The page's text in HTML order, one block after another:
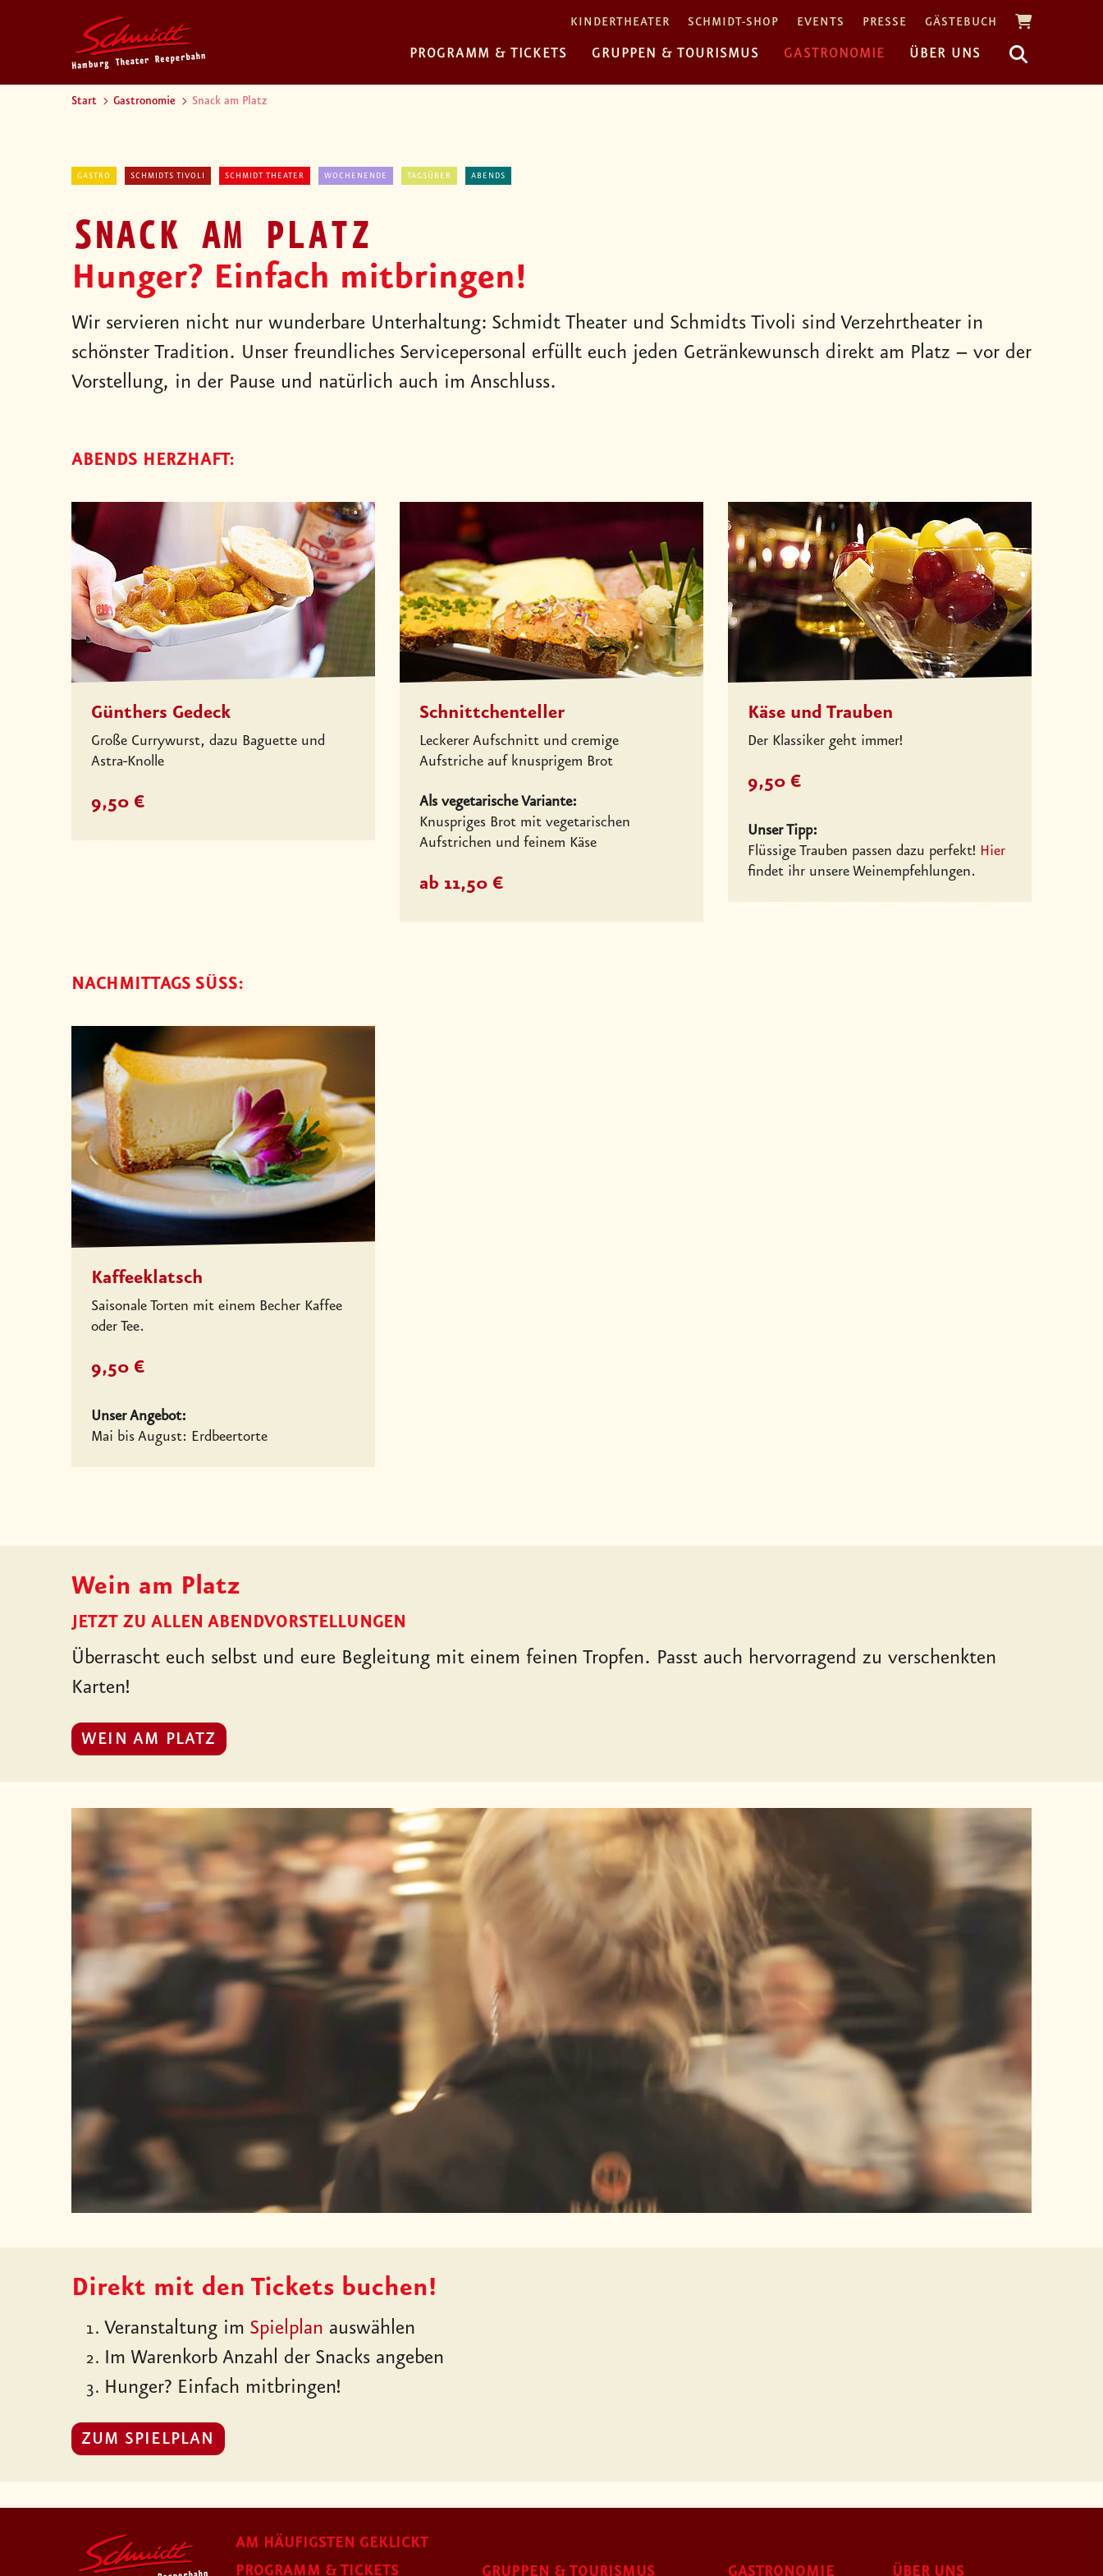
KINDERTHEATER SCHMIDT-SHOP EVENTS PRESSE GÄSTEBUCH
PROGRAMM & TICKETS GRUPPEN & TOURISMUS GASTRONOMIE ÜBER UNS
Start Gastronomie Snack am Platz
GASTRO SCHMIDTS TIVOLI SCHMIDT THEATER WOCHENENDE TAGSÜBER ABENDS
SNACK AM PLATZ
Hunger? Einfach mitbringen!
Wir servieren nicht nur wunderbare Unterhaltung: Schmidt Theater und Schmidts Tivoli sind Verzehrtheater in
schönster Tradition. Unser freundliches Servicepersonal erfüllt euch jeden Getränkewunsch direkt am Platz – vor der
Vorstellung, in der Pause und natürlich auch im Anschluss.
ABENDS HERZHAFT:
Günthers Gedeck
Große Currywurst, dazu Baguette und
Astra-Knolle
9,50 €
Schnittchenteller
Leckerer Aufschnitt und cremige
Aufstriche auf knusprigem Brot
Als vegetarische Variante:
Knuspriges Brot mit vegetarischen
Aufstrichen und feinem Käse
ab 11,50 €
Käse und Trauben
Der Klassiker geht immer!
9,50 €
Unser Tipp:
Flüssige Trauben passen dazu perfekt! Hier
findet ihr unsere Weinempfehlungen.
NACHMITTAGS SÜSS:
Kaffeeklatsch
Saisonale Torten mit einem Becher Kaffee
oder Tee.
9,50 €
Unser Angebot:
Mai bis August: Erdbeertorte
Wein am Platz
JETZT ZU ALLEN ABENDVORSTELLUNGEN
Überrascht euch selbst und eure Begleitung mit einem feinen Tropfen. Passt auch hervorragend zu verschenkten
Karten!
WEIN AM PLATZ
Direkt mit den Tickets buchen!
Veranstaltung im Spielplan auswählen
Im Warenkorb Anzahl der Snacks angeben
Hunger? Einfach mitbringen!
ZUM SPIELPLAN
AM HÄUFIGSTEN GEKLICKT
PROGRAMM & TICKETS
GRUPPEN & TOURISMUS GASTRONOMIE ÜBER UNS